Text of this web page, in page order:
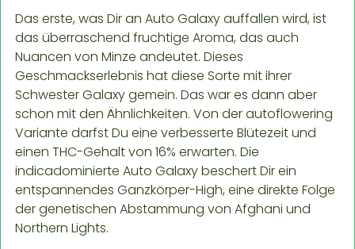
Das erste, was Dir an Auto Galaxy auffallen wird, ist
das überraschend fruchtige Aroma, das auch
Nuancen von Minze andeutet. Dieses
Geschmackserlebnis hat diese Sorte mit ihrer
Schwester Galaxy gemein. Das war es dann aber
schon mit den Ähnlichkeiten. Von der autoflowering
Variante darfst Du eine verbesserte Blütezeit und
einen THC-Gehalt von 16% erwarten. Die
indicadominierte Auto Galaxy beschert Dir ein
entspannendes Ganzkörper-High, eine direkte Folge
der genetischen Abstammung von Afghani und
Northern Lights.